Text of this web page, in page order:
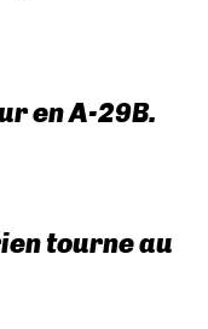
en A-29B.
tourne au